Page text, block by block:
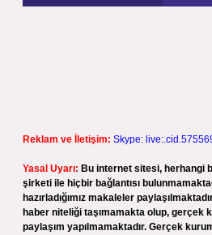
Reklam ve İletişim: Skype:
Yasal Uyarı: Bu internet sitesi, herhangi
şirketi ile hiçbir bağlantısı
hazırladığımız makaleler
haber niteliği taşımamakta olup, gerçek
paylaşım yapılmamaktadır. Gerçek